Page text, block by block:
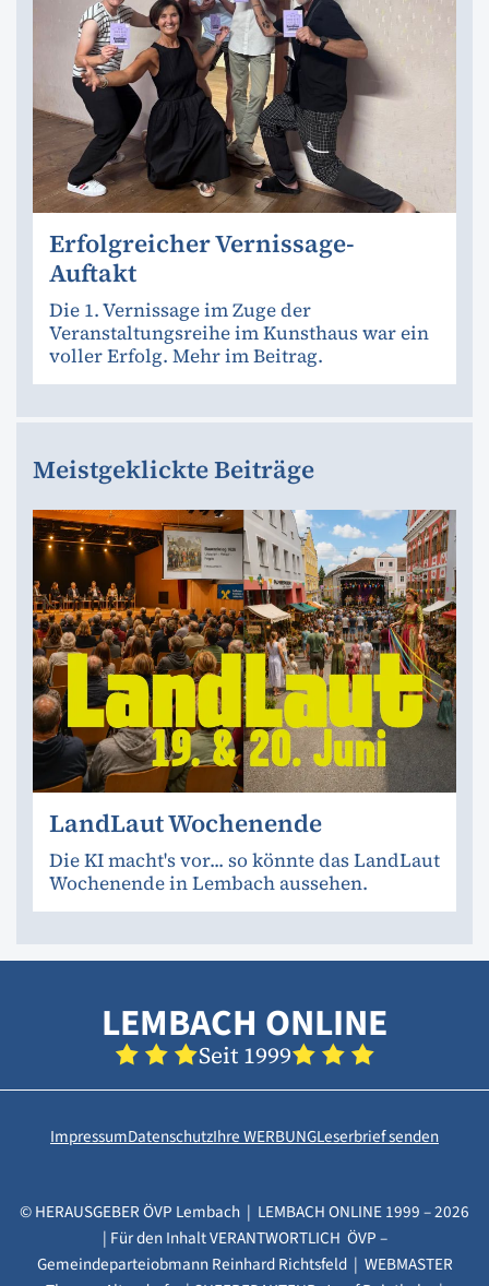
Erfolgreicher Vernissage-
Auftakt
Die 1. Vernissage im Zuge der
Veranstaltungsreihe im Kunsthaus war ein
voller Erfolg. Mehr im Beitrag.
Meistgeklickte Beiträge
LandLaut Wochenende
Die KI macht's vor... so könnte das LandLaut
Wochenende in Lembach aussehen.
LEMBACH ONLINE
Seit 1999
ImpressumDatenschutzIhre WERBUNGLeserbrief senden
© HERAUSGEBER ÖVP Lembach | LEMBACH ONLINE 1999 – 2026
| Für den Inhalt VERANTWORTLICH ÖVP –
Gemeindeparteiobmann Reinhard Richtsfeld | WEBMASTER